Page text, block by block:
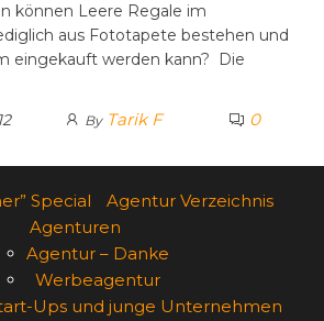
können Leere Regale im
aus Fototapete bestehen und
eingekauft werden kann? Die
By Tarik F 0
Special
Agentur Verzeichnis
Agenturen
Agentur – Danke
Werbeagentur
Ups und junge Unternehmen